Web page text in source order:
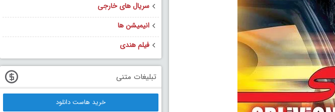
سریال های خارجی
انیمیشن ها
فیلم هندی
تبلیغات متنی
خرید هاست دانلود